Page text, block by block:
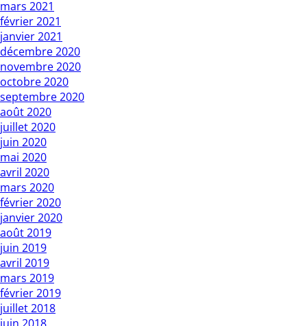
mars 2021
février 2021
janvier 2021
décembre 2020
novembre 2020
octobre 2020
septembre 2020
août 2020
juillet 2020
juin 2020
mai 2020
avril 2020
mars 2020
février 2020
janvier 2020
août 2019
juin 2019
avril 2019
mars 2019
février 2019
juillet 2018